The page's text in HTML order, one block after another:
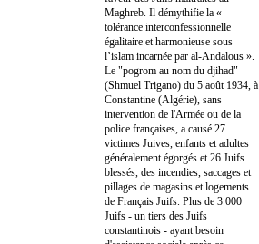
Maghreb. Il démythifie la «
tolérance interconfessionnelle
égalitaire et harmonieuse sous
l’islam incarnée par al-Andalous ».
Le "pogrom au nom du djihad"
(Shmuel Trigano) du 5 août 1934, à
Constantine (Algérie), sans
intervention de l'Armée ou de la
police françaises, a causé 27
victimes Juives, enfants et adultes
généralement égorgés et 26 Juifs
blessés, des incendies, saccages et
pillages de magasins et logements
de Français Juifs. Plus de 3 000
Juifs - un tiers des Juifs
constantinois - ayant besoin